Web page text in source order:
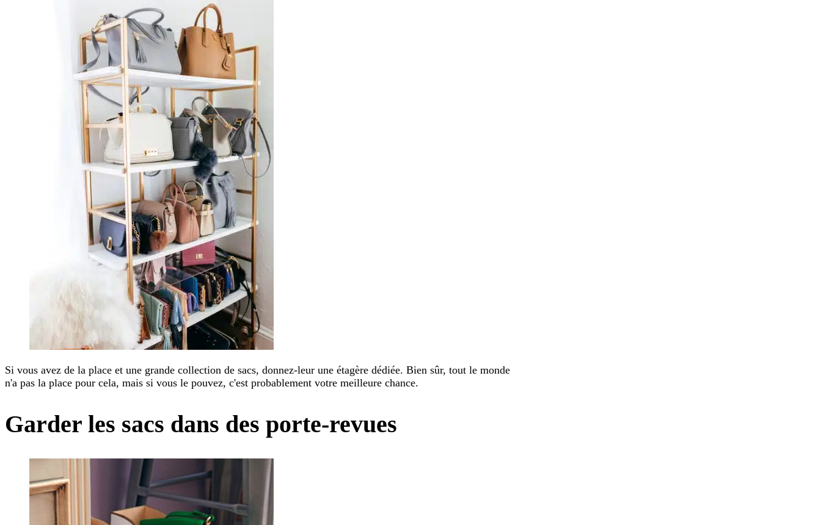
Si vous avez de la place et une grande collection de sacs, donnez-leur une étagère dédiée. Bien sûr, tout le monde
n'a pas la place pour cela, mais si vous le pouvez, c'est probablement votre meilleure chance.
Garder les sacs dans des porte-revues